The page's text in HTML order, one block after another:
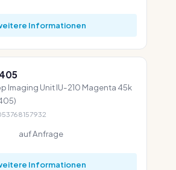
Informationen
Imaging Unit IU-210 Magenta 45k
auf Anfrage
Informationen